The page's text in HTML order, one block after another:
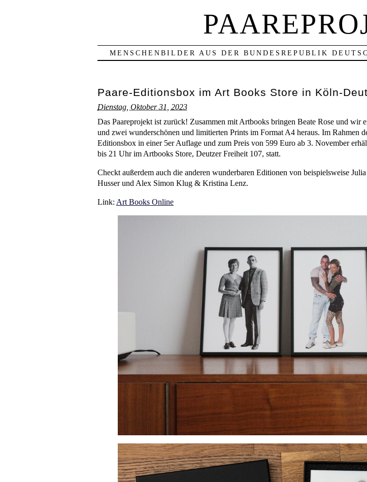
MENSCHENBILDER AUS DER BUNDESREPUBLIK
Paare-Editionsbox im Art Books Store in Köln-
Dienstag, Oktober 31, 2023
Das Paareprojekt ist zurück! Zusammen mit Artbooks bringen Beate Rose und wir
und zwei wunderschönen und limitierten Prints im Format A4 heraus. Im Rahmen
Editionsbox in einer 5er Auflage und zum Preis von 599 Euro ab 3. November
bis 21 Uhr im Artbooks Store, Deutzer Freiheit 107, statt.
Checkt außerdem auch die anderen wunderbaren Editionen von beispielsweise
Husser und Alex Simon Klug & Kristina Lenz.
Link: Art Books Online